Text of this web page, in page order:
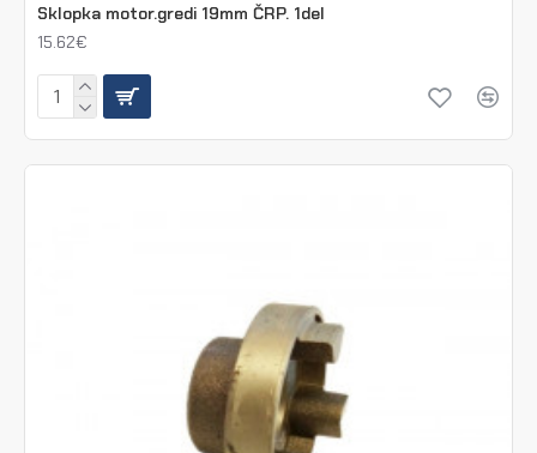
Sklopka motor.gredi 19mm ČRP. 1del
15.62€